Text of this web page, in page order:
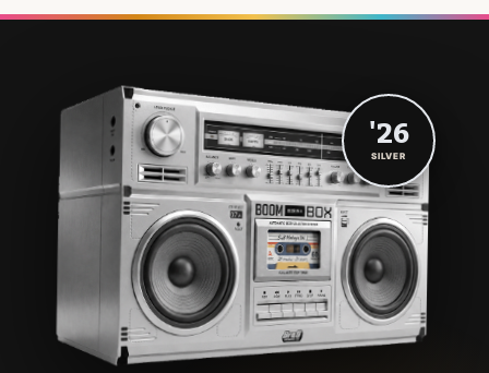
'26
SILVER